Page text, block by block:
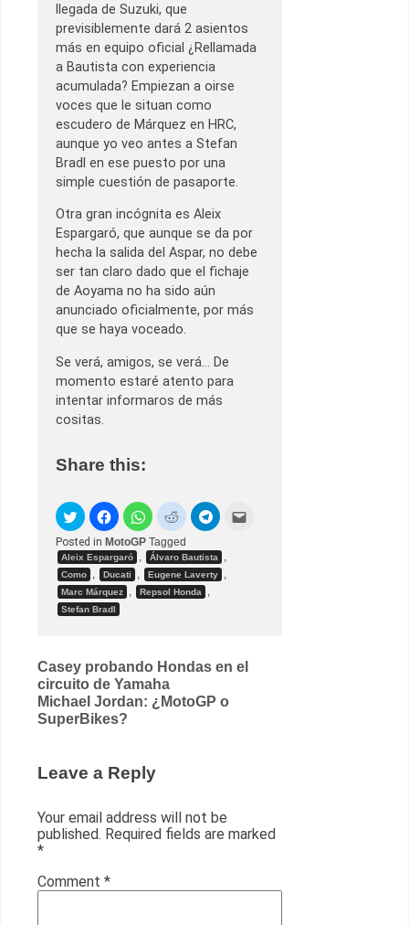
llegada de Suzuki, que
previsiblemente dará 2 asientos
más en equipo oficial ¿Rellamada
a Bautista con experiencia
acumulada? Empiezan a oirse
voces que le situan como
escudero de Márquez en HRC,
aunque yo veo antes a Stefan
Bradl en ese puesto por una
simple cuestión de pasaporte.
Otra gran incógnita es Aleix
Espargaró, que aunque se da por
hecha la salida del Aspar, no debe
ser tan claro dado que el fichaje
de Aoyama no ha sido aún
anunciado oficialmente, por más
que se haya voceado.
Se verá, amigos, se verá… De
momento estaré atento para
intentar informaros de más
cositas.
Share this:
Posted in MotoGP Tagged
Aleix Espargaró , Álvaro Bautista ,
Como , Ducati , Eugene Laverty ,
Marc Márquez , Repsol Honda ,
Stefan Bradl
Post
navigation
Casey probando Hondas en el
circuito de Yamaha
Michael Jordan: ¿MotoGP o
SuperBikes?
Leave a Reply
Your email address will not be
published. Required fields are marked
*
Comment *